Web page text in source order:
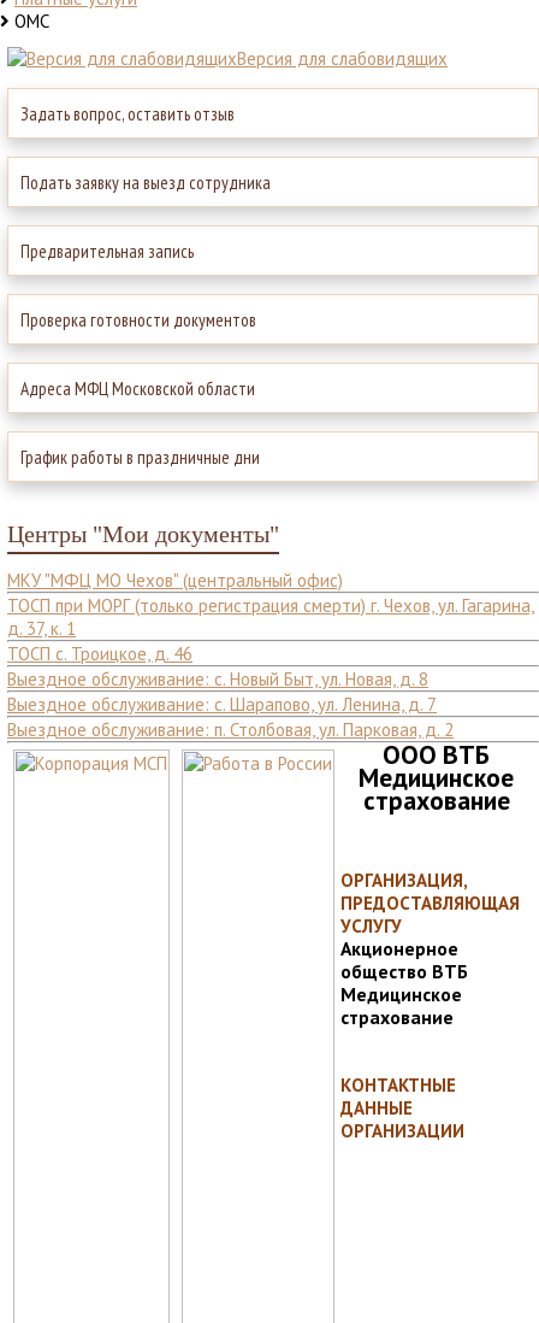
ОМС
Версия для слабовидящих
Задать вопрос, оставить отзыв
Подать заявку на выезд сотрудника
Предварительная запись
Проверка готовности документов
Адреса МФЦ Московской области
График работы в праздничные дни
Центры "Мои документы"
МКУ "МФЦ МО Чехов" (центральный офис)
ТОСП при МОРГ (только регистрация смерти) г. Чехов, ул. Гагарина,
д. 37, к. 1
ТОСП с. Троицкое, д. 46
Выездное обслуживание: с. Новый Быт, ул. Новая, д. 8
Выездное обслуживание: с. Шарапово, ул. Ленина, д. 7
Выездное обслуживание: п. Столбовая, ул. Парковая, д. 2
ООО ВТБ
Медицинское
страхование
ОРГАНИЗАЦИЯ,
ПРЕДОСТАВЛЯЮЩАЯ
УСЛУГУ
Акционерное
общество ВТБ
Медицинское
страхование
КОНТАКТНЫЕ
ДАННЫЕ
ОРГАНИЗАЦИИ